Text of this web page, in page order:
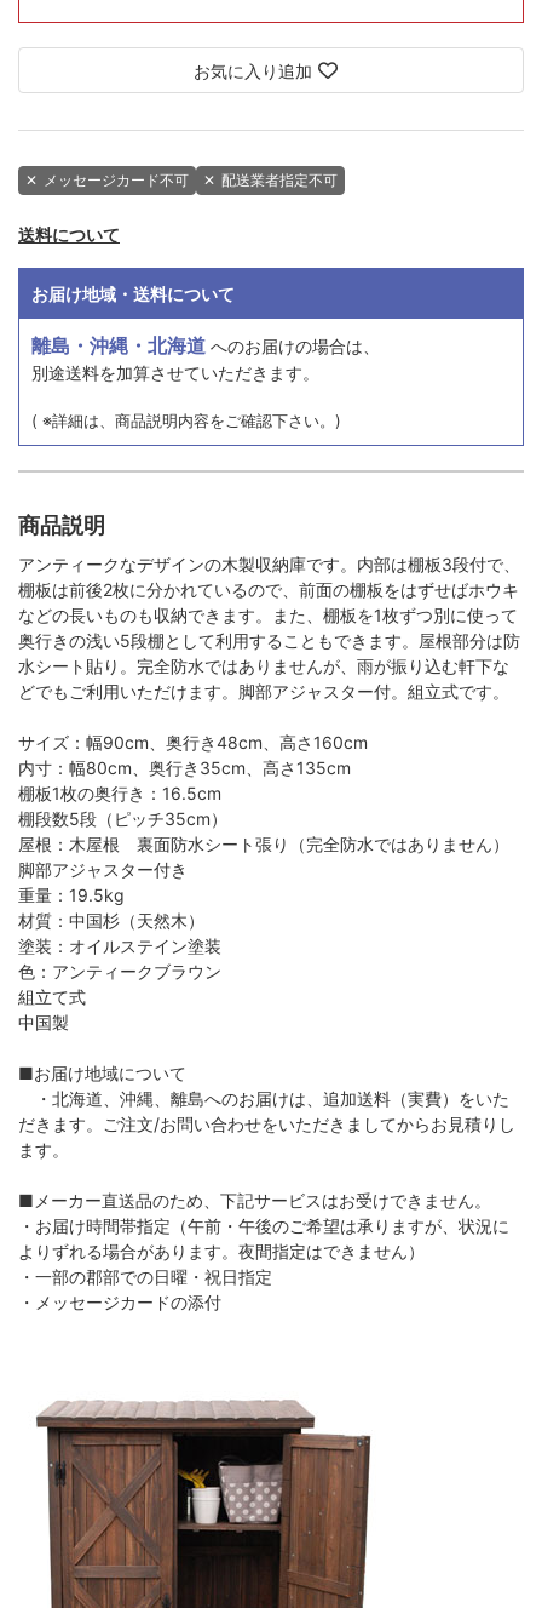
お気に入り追加
✕ メッセージカード不可 ✕ 配送業者指定不可
送料について
お届け地域・送料について
離島・沖縄・北海道 へのお届けの場合は、
別途送料を加算させていただきます。
( ※詳細は、商品説明内容をご確認下さい。)
商品説明
アンティークなデザインの木製収納庫です。内部は棚板3段付で、
棚板は前後2枚に分かれているので、前面の棚板をはずせばホウキ
などの長いものも収納できます。また、棚板を1枚ずつ別に使って
奥行きの浅い5段棚として利用することもできます。屋根部分は防
水シート貼り。完全防水ではありませんが、雨が振り込む軒下な
どでもご利用いただけます。脚部アジャスター付。組立式です。
サイズ：幅90cm、奥行き48cm、高さ160cm
内寸：幅80cm、奥行き35cm、高さ135cm
棚板1枚の奥行き：16.5cm
棚段数5段（ピッチ35cm）
屋根：木屋根 裏面防水シート張り（完全防水ではありません）
脚部アジャスター付き
重量：19.5kg
材質：中国杉（天然木）
塗装：オイルステイン塗装
色：アンティークブラウン
組立て式
中国製
■お届け地域について
・北海道、沖縄、離島へのお届けは、追加送料（実費）をいた
だきます。ご注文/お問い合わせをいただきましてからお見積りし
ます。
■メーカー直送品のため、下記サービスはお受けできません。
・お届け時間帯指定（午前・午後のご希望は承りますが、状況に
よりずれる場合があります。夜間指定はできません）
・一部の郡部での日曜・祝日指定
・メッセージカードの添付